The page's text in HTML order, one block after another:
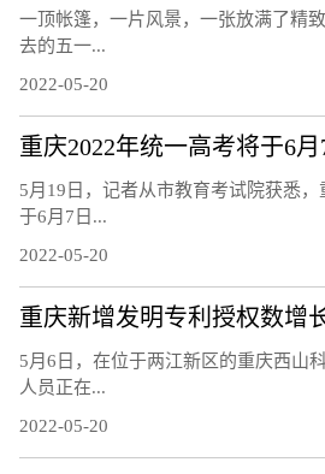
一顶帐篷，一片风景，一张放满了精
去的五一...
2022-05-20
5月19日，记者从市教育考试院获悉
于6月7日...
2022-05-20
5月6日，在位于两江新区的重庆西山
人员正在...
2022-05-20